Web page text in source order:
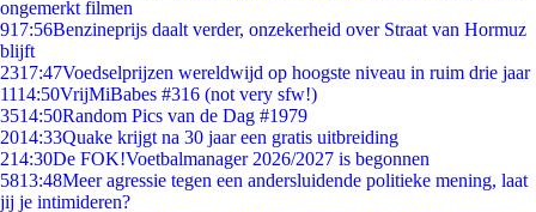
ongemerkt filmen
917:56Benzineprijs daalt verder, onzekerheid over Straat van Hormuz
blijft
2317:47Voedselprijzen wereldwijd op hoogste niveau in ruim drie jaar
1114:50VrijMiBabes #316 (not very sfw!)
3514:50Random Pics van de Dag #1979
2014:33Quake krijgt na 30 jaar een gratis uitbreiding
214:30De FOK!Voetbalmanager 2026/2027 is begonnen
5813:48Meer agressie tegen een andersluidende politieke mening, laat
jij je intimideren?